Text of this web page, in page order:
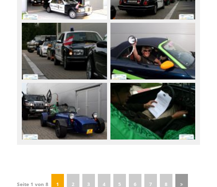
Seite 1 von 8 1 2 3 4 5 6 7 8